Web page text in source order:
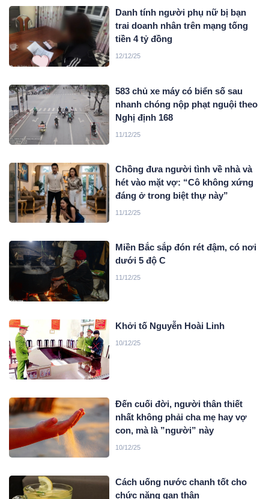
Danh tính người phụ nữ bị bạn
trai doanh nhân trên mạng tống
tiền 4 tỷ đồng
12/12/25
583 chủ xe máy có biển số sau
nhanh chóng nộp phạt nguội theo
Nghị định 168
11/12/25
Chồng đưa người tình về nhà và
hét vào mặt vợ: “Cô không xứng
đáng ở trong biệt thự này”
11/12/25
Miền Bắc sắp đón rét đậm, có nơi
dưới 5 độ C
11/12/25
Khởi tố Nguyễn Hoài Linh
10/12/25
Đến cuối đời, người thân thiết
nhất không phải cha mẹ hay vợ
con, mà là ”người” này
10/12/25
Cách uống nước chanh tốt cho
chức năng gan thận